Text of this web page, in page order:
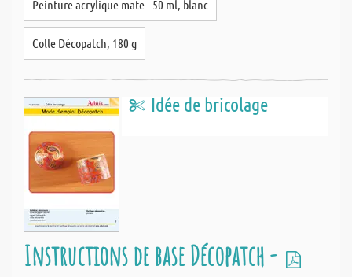
Peinture acrylique mate - 50 ml, blanc
Colle Décopatch, 180 g
Idée de bricolage
Instructions de base Décopatch -